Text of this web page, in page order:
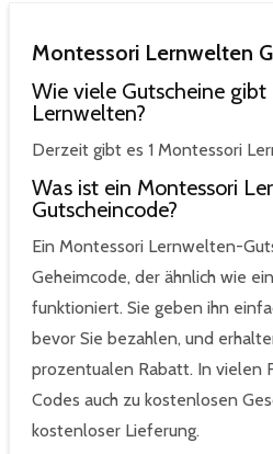
Montessori Lernwelten
Wie viele Gutscheine gibt
Lernwelten?
Derzeit gibt es 1 Montessori
Was ist ein Montessori
Gutscheincode?
Ein Montessori Lernwelten-
Geheimcode, der ähnlich wie
funktioniert. Sie geben ihn
bevor Sie bezahlen, und
prozentualen Rabatt. In vielen
Codes auch zu kostenlosen
kostenloser Lieferung.